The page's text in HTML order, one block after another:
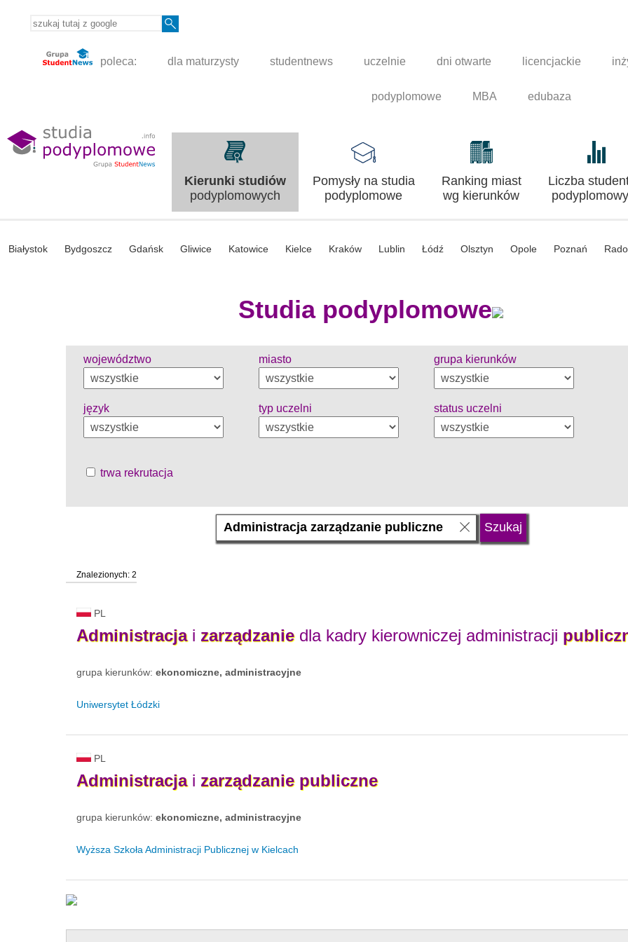
poleca: dla maturzysty studentnews uczelnie dni otwarte licencjackie
podyplomowe MBA edubaza
Kierunki studiów
podyplomowych
Pomysły na studia
podyplomowe
Ranking miast
wg kierunków
Liczba
Białystok Bydgoszcz Gdańsk Gliwice Katowice Kielce Kraków Lublin Łódź Olsztyn Opole Poznań
Studia podyplomowe
województwo miasto grupa kierunków
język typ uczelni status uczelni
trwa rekrutacja
Znalezionych: 2
PL
Administracjai zarządzaniedla kadry kierowniczej administracji
grupa kierunków: ekonomiczne, administracyjne
Uniwersytet Łódzki
PL
Administracjai zarządzanie publiczne
grupa kierunków: ekonomiczne, administracyjne
Wyższa Szkoła Administracji Publicznej w Kielcach